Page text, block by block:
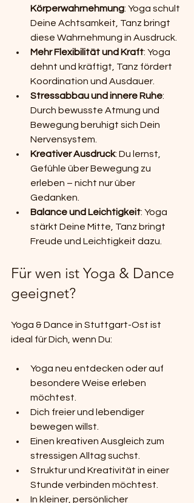
Körperwahrnehmung: Yoga schult
Deine Achtsamkeit, Tanz bringt
diese Wahrnehmung in Ausdruck.
Mehr Flexibilität und Kraft: Yoga
dehnt und kräftigt, Tanz fördert
Koordination und Ausdauer.
Stressabbau und innere Ruhe:
Durch bewusste Atmung und
Bewegung beruhigt sich Dein
Nervensystem.
Kreativer Ausdruck: Du lernst,
Gefühle über Bewegung zu
erleben – nicht nur über
Gedanken.
Balance und Leichtigkeit: Yoga
stärkt Deine Mitte, Tanz bringt
Freude und Leichtigkeit dazu.
Für wen ist Yoga & Dance
geeignet?
Yoga & Dance in Stuttgart-Ost ist
ideal für Dich, wenn Du:
Yoga neu entdecken oder auf
besondere Weise erleben
möchtest.
Dich freier und lebendiger
bewegen willst.
Einen kreativen Ausgleich zum
stressigen Alltag suchst.
Struktur und Kreativität in einer
Stunde verbinden möchtest.
In kleiner, persönlicher